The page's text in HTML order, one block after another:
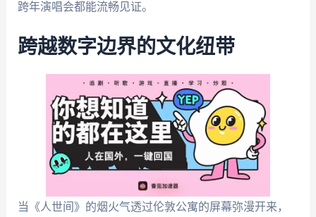
跨年演唱会都能流畅见证。
跨越数字边界的文化纽带
当《人世间》的烟火气透过伦敦公寓的屏幕弥漫开来，